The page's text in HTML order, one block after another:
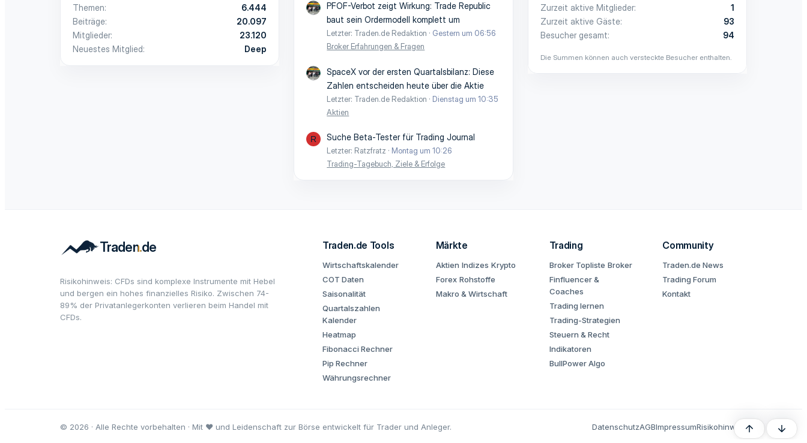
Themen
6.444
Beiträge
20.097
Mitglieder
23.120
Neuestes Mitglied
Deep
PFOF-Verbot zeigt Wirkung: Trade Republic
baut sein Ordermodell komplett um
Letzter: Traden.de Redaktion
Gestern um 06:56
Broker Erfahrungen & Fragen
SpaceX vor der ersten Quartalsbilanz: Diese
Zahlen entscheiden heute über die Aktie
Letzter: Traden.de Redaktion
Dienstag um 10:35
Aktien
R Suche Beta-Tester für Trading Journal
Letzter: Ratzfratz
Montag um 10:26
Trading-Tagebuch, Ziele & Erfolge
Zurzeit aktive Mitglieder
1
Zurzeit aktive Gäste
93
Besucher gesamt
94
Die Summen können auch versteckte Besucher enthalten.
Risikohinweis: CFDs sind komplexe Instrumente mit Hebel
und bergen ein hohes finanzielles Risiko. Zwischen 74-
89% der Privatanlegerkonten verlieren beim Handel mit
CFDs.
Traden.de Tools
Wirtschaftskalender
COT Daten
Saisonalität
Quartalszahlen
Kalender
Heatmap
Fibonacci Rechner
Pip Rechner
Währungsrechner
Märkte
Aktien Indizes Krypto
Forex Rohstoffe
Makro & Wirtschaft
Trading
Broker Topliste Broker
Finfluencer &
Coaches
Trading lernen
Trading-Strategien
Steuern & Recht
Indikatoren
BullPower Algo
Community
Traden.de News
Trading Forum
Kontakt
© 2026 · Alle Rechte vorbehalten · Mit ♥ und Leidenschaft zur Börse entwickelt für Trader und Anleger. DatenschutzAGBImpressumRisikohinweisOben Unten